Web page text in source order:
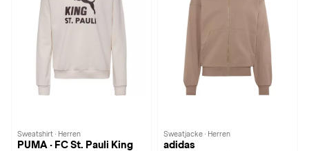
Sweatshirt · Herren
PUMA · FC St. Pauli King
Sweatjacke · Herren
adidas